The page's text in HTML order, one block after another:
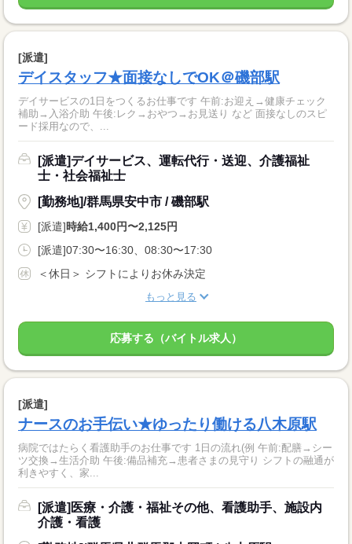
[派遣]
デイスタッフ★面接なしでOK＠磯部駅
デイサービスの1日をつくるお仕事です 午前:お迎え→健康チェック
補助→入浴介助 午後:レク→おやつ→お見送り など 面接なしのスピ
ード採用なので、...
[派遣]デイサービス、運転代行・送迎、介護福祉
士・社会福祉士
[勤務地]/群馬県安中市 / 磯部駅
[派遣]時給1,400円〜2,125円
[派遣]07:30〜16:30、08:30〜17:30
＜休日＞ シフトによりお休み決定
もっと見る
応募する（バイトル求人）
[派遣]
ナースのお手伝い★ゆったり働ける八木原駅
病院ではたらく看護助手のお仕事です 1日の流れ(例 午前:配膳→シー
ツ交換→生活介助 午後:備品補充→患者さまの見守り シフトの融通が
利きやすく、家...
[派遣]医療・介護・福祉その他、看護助手、施設内
介護・看護